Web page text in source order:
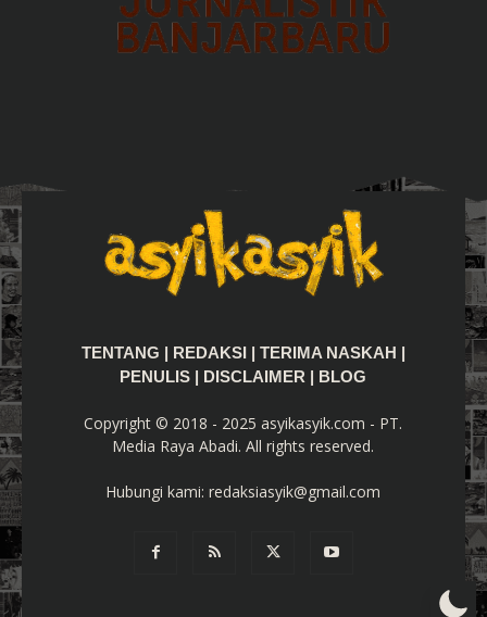
TENTANG REDAKSI TERIMA NASKAH
PENULIS
DISCLAIMER BLOG
Copyright © 2018 - 2025 asyikasyik.com - PT.
Media Raya Abadi. All rights reserved.
Hubungi kami:redaksiasyik@gmail.com